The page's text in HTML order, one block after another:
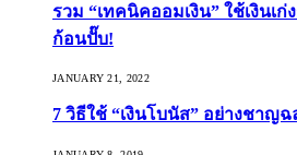
รวม “เทคนิคออมเงิน” ใช้เงินเก่
ก้อนปั๊บ!
JANUARY 21, 2022
7 วิธีใช้ “เงินโบนัส” อย่างชาญ